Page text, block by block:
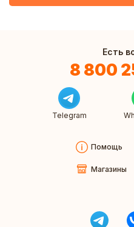
Есть
8 800
Telegram
Помощь
Магазины